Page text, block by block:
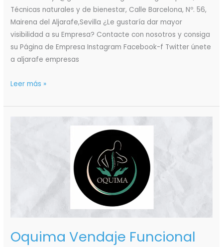
Técnicas naturales y de bienestar, Calle Barcelona, Nº. 56,
Mairena del Aljarafe,Sevilla ¿Le gustaría dar mayor
visibilidad a su Empresa? Contacte con nosotros y consiga
su Página de Empresa Instagram Facebook-f Twitter únete
a aljarafe empresas
Leer más »
Oquima Vendaje Funcional